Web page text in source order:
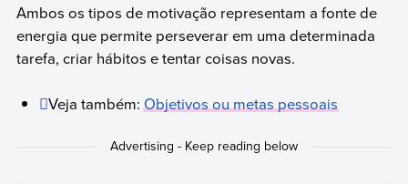
Ambos os tipos de motivação representam a fonte de
energia que permite perseverar em uma determinada
tarefa, criar hábitos e tentar coisas novas.
Veja também:Objetivos ou metas pessoais